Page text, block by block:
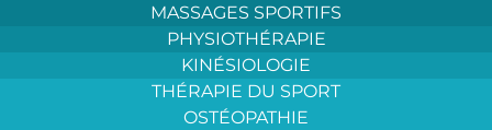
MASSAGES SPORTIFS
PHYSIOTHÉRAPIE
KINÉSIOLOGIE
THÉRAPIE DU SPORT
OSTÉOPATHIE